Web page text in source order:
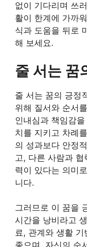
없이 기다리며 쓰
활이 한계에 가까
식과 도움을 뒤로
해 보세요.
줄 서는 꿈
줄 서는 꿈의 긍정
위해 질서와 순서
인내심과 책임감
치를 지키고 차례
의 성과보다 안정
고, 다른 사람과
력이 있다는 의미
니다.
그러므로 이 꿈을
시간을 낭비라고
료, 관계와 생활 기
좋으며, 자신의 순